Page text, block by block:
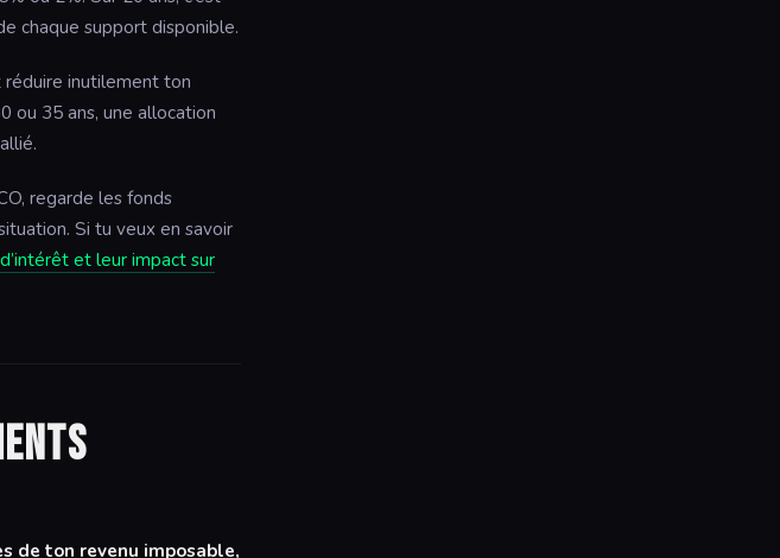
chaque support disponible.
réduire inutilement ton
ou 35 ans, une allocation
regarde les fonds
Si tu veux en savoir
et leur impact sur
de ton revenu imposable,